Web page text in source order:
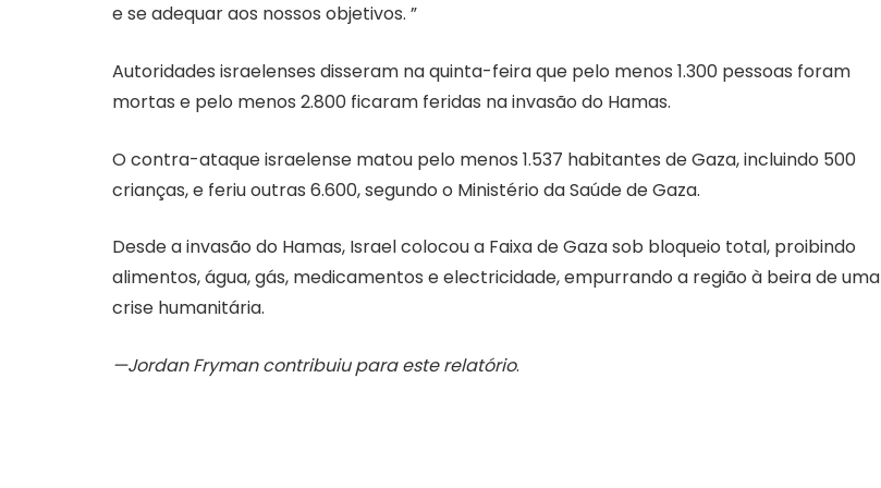
e se adequar aos nossos objetivos. ”
Autoridades israelenses disseram na quinta-feira que pelo menos 1.300 pessoas foram
mortas e pelo menos 2.800 ficaram feridas na invasão do Hamas.
O contra-ataque israelense matou pelo menos 1.537 habitantes de Gaza, incluindo 500
crianças, e feriu outras 6.600, segundo o Ministério da Saúde de Gaza.
Desde a invasão do Hamas, Israel colocou a Faixa de Gaza sob bloqueio total, proibindo
alimentos, água, gás, medicamentos e electricidade, empurrando a região à beira de uma
crise humanitária.
—Jordan Fryman contribuiu para este relatório.